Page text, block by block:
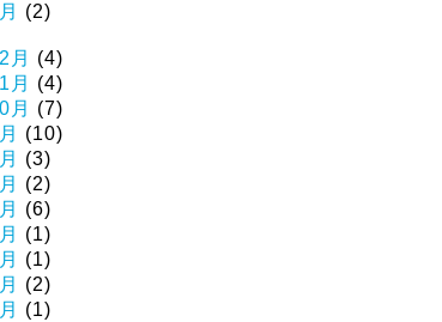
(2)
月
(4)
月
(4)
月
(7)
(10)
(3)
(2)
(6)
(1)
(1)
(2)
(1)